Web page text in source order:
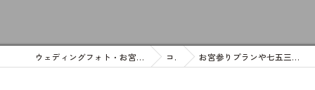
ウェディングフォト・お宮参りや七五三等のファミリーフォト コラム お宮参りプランや七五三プランの写真集が新しくなります